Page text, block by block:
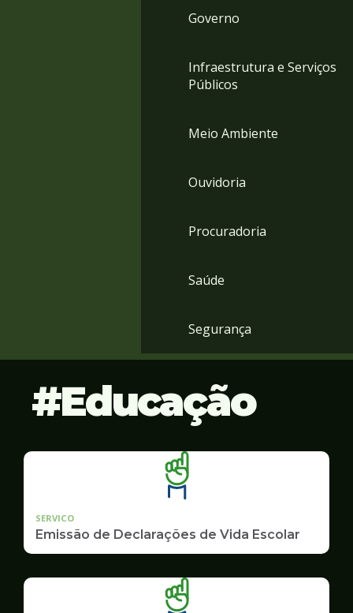
Governo
Infraestrutura e Serviços
Públicos
Meio Ambiente
Ouvidoria
Procuradoria
Saúde
Segurança
Educação
SERVICO
Emissão de Declarações de Vida Escolar